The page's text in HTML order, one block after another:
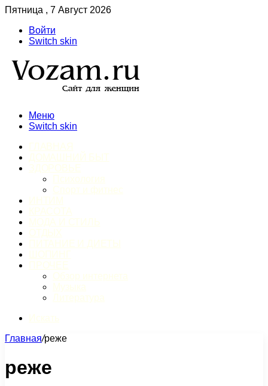
Пятница , 7 Август 2026
Войти
Switch skin
Меню
Switch skin
Главная/реже
реже